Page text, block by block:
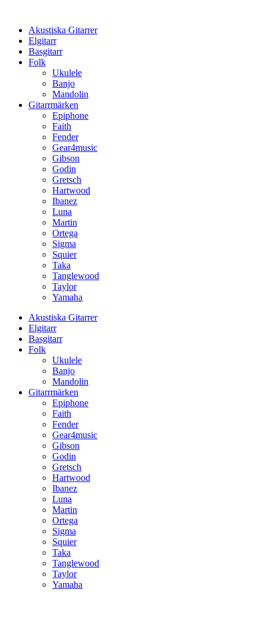
innehållAkustiska Gitarrer
Elgitarr
Basgitarr
Folk
Ukulele
Banjo
Mandolin
Gitarrmärken
Epiphone
Faith
Fender
Gear4music
Gibson
Godin
Gretsch
Hartwood
Ibanez
Luna
Martin
Ortega
Sigma
Squier
Taka
Tanglewood
Taylor
Yamaha
Akustiska Gitarrer
Elgitarr
Basgitarr
Folk
Ukulele
Banjo
Mandolin
Gitarrmärken
Epiphone
Faith
Fender
Gear4music
Gibson
Godin
Gretsch
Hartwood
Ibanez
Luna
Martin
Ortega
Sigma
Squier
Taka
Tanglewood
Taylor
Yamaha